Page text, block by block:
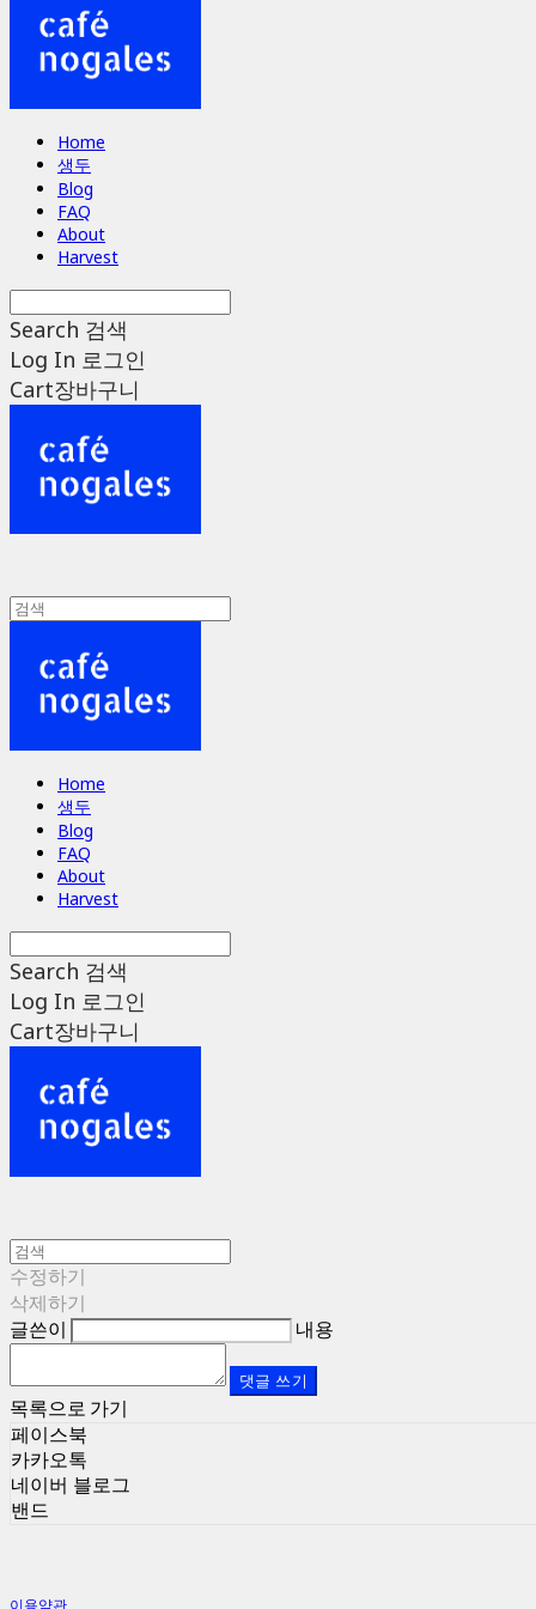
Home
생두
Blog
FAQ
About
Harvest
Search 검색
Log In 로그인
Cart장바구니
Home
생두
Blog
FAQ
About
Harvest
Search 검색
Log In 로그인
Cart장바구니
수정하기
삭제하기
글쓴이
내용
댓글 쓰기
목록으로 가기
페이스북
카카오톡
네이버 블로그
밴드
이용약관